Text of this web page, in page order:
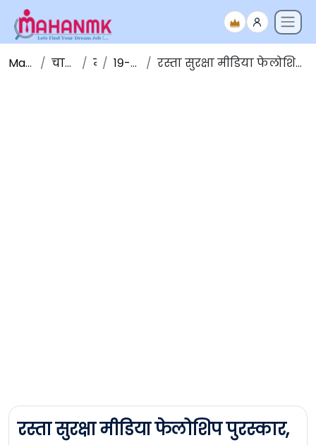
Maha NMK चालू घडामोडी मार्च १९-मार्च-२०२० रस्ता सुरक्षा मीडिया फेलोशिप पुरस्कार, २०१९: प्राची साळवे, प्रदीप द्विवेदी
रस्ता सुरक्षा मीडिया फेलोशिप पुरस्कार,